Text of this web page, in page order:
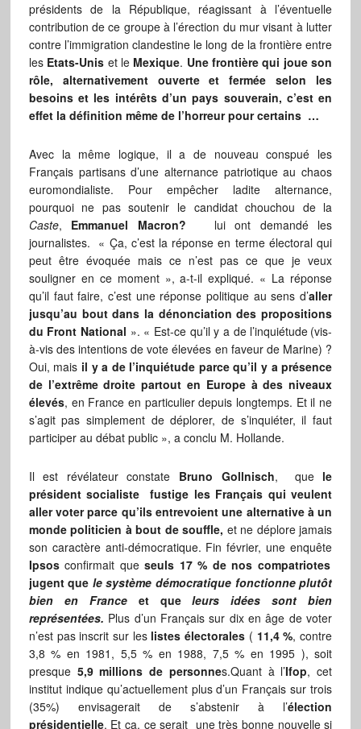
présidents de la République, réagissant à l’éventuelle
contribution de ce groupe à l’érection du mur visant à lutter
contre l’immigration clandestine le long de la frontière entre
les Etats-Unis et leMexique. Une frontière qui joue son
rôle, alternativement ouverte et fermée selon les
besoins et les intérêts d’un pays souverain, c’est en
effet la définition même de l’horreur pour certains …
Avec la même logique, il a de nouveau conspué les
Français partisans d’une alternance patriotique au chaos
euromondialiste. Pour empêcher ladite alternance,
pourquoi ne pas soutenir le candidat chouchou de la
Caste, Emmanuel Macron?
lui ont demandé les
journalistes. « Ça, c’est la réponse en terme électoral qui
peut être évoquée mais ce n’est pas ce que je veux
souligner en ce moment », a-t-il expliqué. « La réponse
qu’il faut faire, c’est une réponse politique au sens d’aller
jusqu’au bout dans la dénonciation des propositions
du Front National ». « Est-ce qu’il y a de l’inquiétude (vis-
à-vis des intentions de vote élevées en faveur de Marine) ?
Oui, mais il y a de l’inquiétude parce qu’il y a présence
de l’extrême droite partout en Europe à des niveaux
élevés, en France en particulier depuis longtemps. Et il ne
s’agit pas simplement de déplorer, de s’inquiéter, il faut
participer au débat public », a conclu M. Hollande.
Il est révélateur constate Bruno Gollnisch, que le
président socialiste fustige les Français qui veulent
aller voter parce qu’ils entrevoient une alternative à un
monde politicien à bout de souffle, et ne déplore jamais
son caractère anti-démocratique. Fin février, une enquête
Ipsosconfirmait queseuls 17 % de nos compatriotes
jugent que le système démocratique fonctionne plutôt
bien en Franceet queleurs idées sont bien
représentées. Plus d’un Français sur dix en âge de voter
n’est pas inscrit sur leslistes électorales ( 11,4 %, contre
3,8 % en 1981, 5,5 % en 1988, 7,5 % en 1995 ), soit
presque5,9 millions de personnes.Quant à l’Ifop, cet
institut indique qu’actuellement plus d’un Français sur trois
(35%) envisagerait de s’abstenir à l’élection
présidentielle. Et ça, ce serait une très bonne nouvelle si